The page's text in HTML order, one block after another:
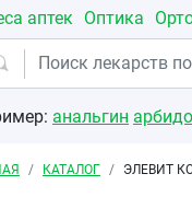
аптек Оптика
анальгин
навигации
КАТАЛОГ ЭЛЕВИТ